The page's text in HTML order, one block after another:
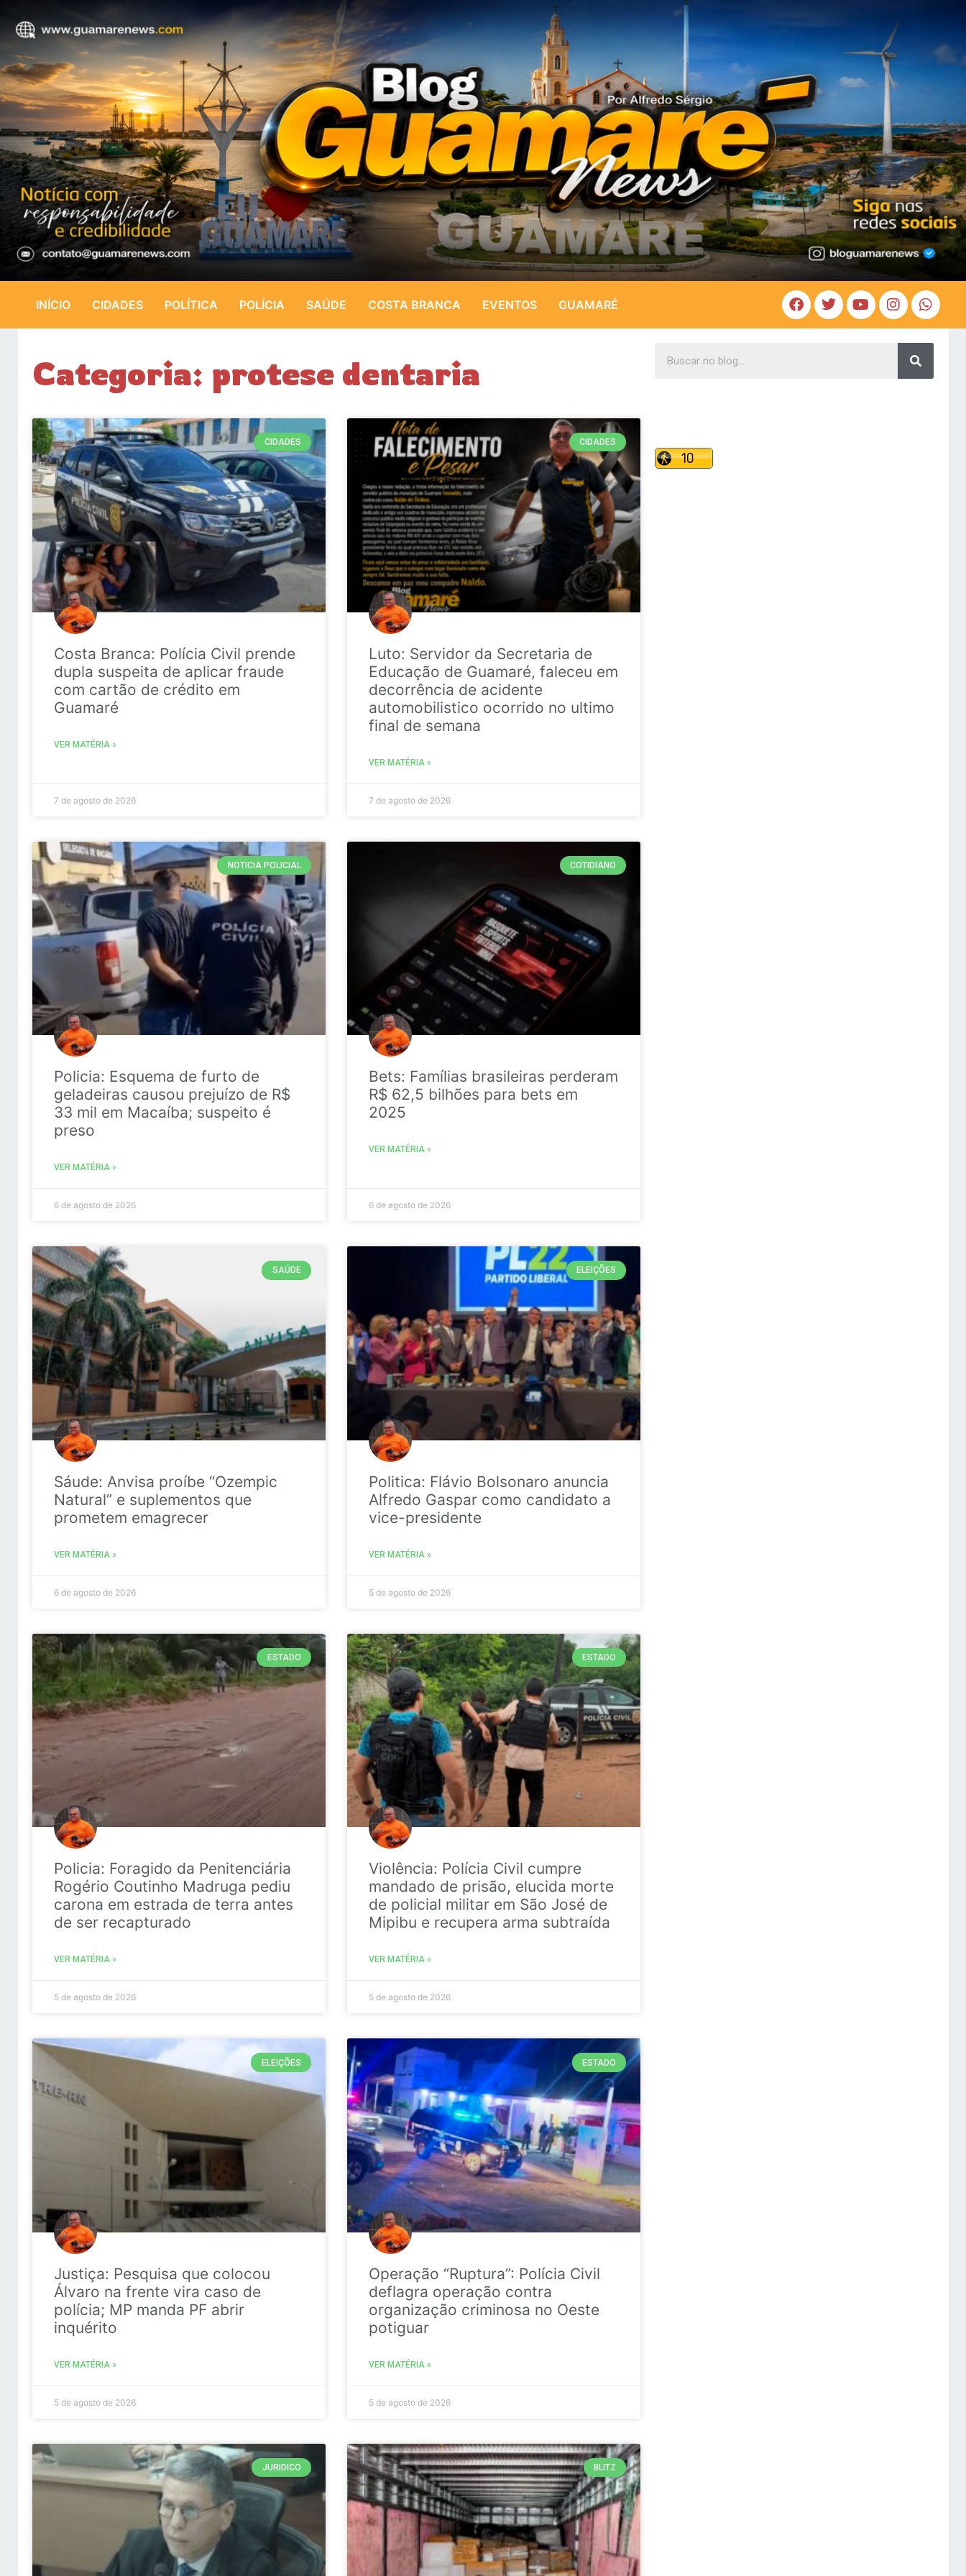
INÍCIO CIDADES POLÍTICA POLÍCIA SAÚDE COSTA BRANCA EVENTOS GUAMARÉ
Categoria: protese dentaria
CIDADES
Costa Branca: Polícia Civil prende
dupla suspeita de aplicar fraude
com cartão de crédito em
Guamaré
VER MATÉRIA »
7 de agosto de 2026
CIDADES
Luto: Servidor da Secretaria de
Educação de Guamaré, faleceu em
decorrência de acidente
automobilistico ocorrido no ultimo
final de semana
VER MATÉRIA »
7 de agosto de 2026
NOTICIA POLICIAL
Policia: Esquema de furto de
geladeiras causou prejuízo de R$
33 mil em Macaíba; suspeito é
preso
VER MATÉRIA »
6 de agosto de 2026
COTIDIANO
Bets: Famílias brasileiras perderam
R$ 62,5 bilhões para bets em
2025
VER MATÉRIA »
6 de agosto de 2026
SAÚDE
Sáude: Anvisa proíbe “Ozempic
Natural” e suplementos que
prometem emagrecer
VER MATÉRIA »
6 de agosto de 2026
ELEIÇÕES
Politica: Flávio Bolsonaro anuncia
Alfredo Gaspar como candidato a
vice-presidente
VER MATÉRIA »
5 de agosto de 2026
ESTADO
Policia: Foragido da Penitenciária
Rogério Coutinho Madruga pediu
carona em estrada de terra antes
de ser recapturado
VER MATÉRIA »
5 de agosto de 2026
ESTADO
Violência: Polícia Civil cumpre
mandado de prisão, elucida morte
de policial militar em São José de
Mipibu e recupera arma subtraída
VER MATÉRIA »
5 de agosto de 2026
ELEIÇÕES
Justiça: Pesquisa que colocou
Álvaro na frente vira caso de
polícia; MP manda PF abrir
inquérito
VER MATÉRIA »
5 de agosto de 2026
ESTADO
Operação “Ruptura”: Polícia Civil
deflagra operação contra
organização criminosa no Oeste
potiguar
VER MATÉRIA »
5 de agosto de 2026
JURIDICO BLITZ